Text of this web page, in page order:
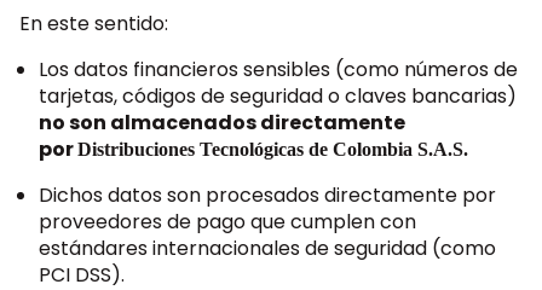
En este sentido:
Los datos financieros sensibles (como números de
tarjetas, códigos de seguridad o claves bancarias)
no son almacenados directamente
porDistribuciones Tecnológicas de Colombia S.A.S.
Dichos datos son procesados directamente por
proveedores de pago que cumplen con
estándares internacionales de seguridad (como
PCI DSS).